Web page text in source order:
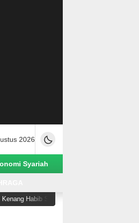
2026
Syariah
Habib Saggaf sebagai Ulama yang Rendah